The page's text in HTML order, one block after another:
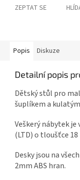
ZEPTAT SE
Popis Diskuze
Detailní popis
Dětský stůl pro
šuplíkem a
Veškerý nábytek
(LTD) o tloušťce 18
Desky jsou na
2mm ABS hran.